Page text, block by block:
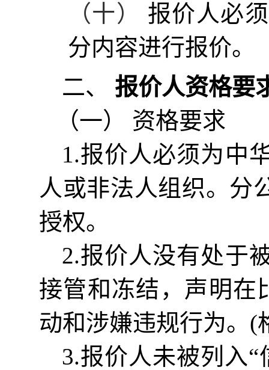
（十） 报价人必
分内容进行报价。
二、 报价人资格要
（一） 资格要求
1.报价人必须为中
人或非法人组织。分
授权。
2.报价人没有处于
接管和冻结，声明在
动和涉嫌违规行为。(
3.报价人未被列入“